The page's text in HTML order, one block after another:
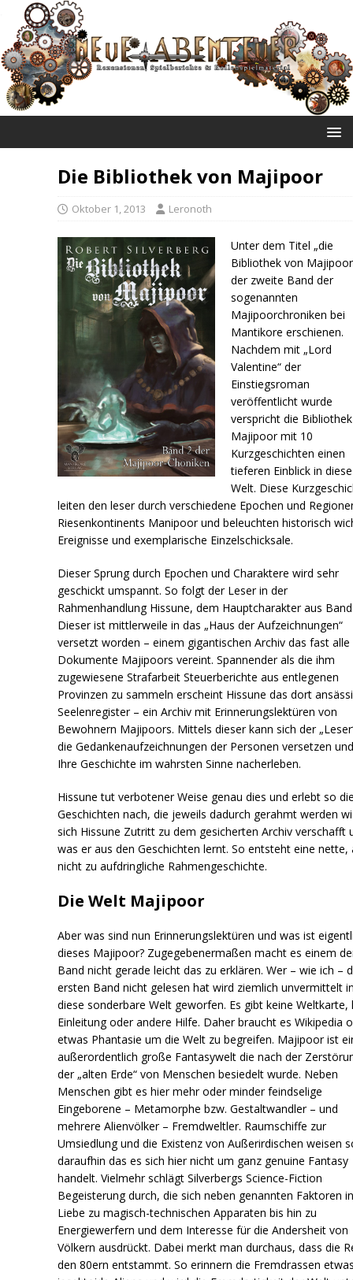
Die Bibliothek von Majipoor
Oktober 1, 2013 Leronoth
Unter dem Titel „die
Bibliothek von
der zweite Band der
sogenannten
Majipoorchroniken bei
Mantikore erschienen.
Nachdem mit „Lord
Valentine“ der
Einstiegsroman
veröffentlicht wurde
verspricht die
Majipoor mit 10
Kurzgeschichten einen
tieferen Einblick in diese
Welt. Diese
leiten den leser durch verschiedene Epochen und
Riesenkontinents Manipoor und beleuchten historisch
Ereignisse und exemplarische Einzelschicksale.
Dieser Sprung durch Epochen und Charaktere wird sehr
geschickt umspannt. So folgt der Leser in der
Rahmenhandlung Hissune, dem Hauptcharakter aus
Dieser ist mittlerweile in das „Haus der Aufzeichnungen“
versetzt worden – einem gigantischen Archiv das fast alle
Dokumente Majipoors vereint. Spannender als die ihm
zugewiesene Strafarbeit Steuerberichte aus entlegenen
Provinzen zu sammeln erscheint Hissune das dort
Seelenregister – ein Archiv mit Erinnerungslektüren von
Bewohnern Majipoors. Mittels dieser kann sich der
die Gedankenaufzeichnungen der Personen versetzen
Ihre Geschichte im wahrsten Sinne nacherleben.
Hissune tut verbotener Weise genau dies und erlebt so
Geschichten nach, die jeweils dadurch gerahmt werden
sich Hissune Zutritt zu dem gesicherten Archiv verschafft
was er aus den Geschichten lernt. So entsteht eine nette,
nicht zu aufdringliche Rahmengeschichte.
Die Welt Majipoor
Aber was sind nun Erinnerungslektüren und was ist
dieses Majipoor? Zugegebenermaßen macht es einem
Band nicht gerade leicht das zu erklären. Wer – wie ich –
ersten Band nicht gelesen hat wird ziemlich unvermittelt
diese sonderbare Welt geworfen. Es gibt keine Weltkarte,
Einleitung oder andere Hilfe. Daher braucht es Wikipedia
etwas Phantasie um die Welt zu begreifen. Majipoor ist
außerordentlich große Fantasywelt die nach der
der „alten Erde“ von Menschen besiedelt wurde. Neben
Menschen gibt es hier mehr oder minder feindselige
Eingeborene – Metamorphe bzw. Gestaltwandler – und
mehrere Alienvölker – Fremdweltler. Raumschiffe zur
Umsiedlung und die Existenz von Außerirdischen weisen
daraufhin das es sich hier nicht um ganz genuine Fantasy
handelt. Vielmehr schlägt Silverbergs Science-Fiction
Begeisterung durch, die sich neben genannten Faktoren
Liebe zu magisch-technischen Apparaten bis hin zu
Energiewerfern und dem Interesse für die Andersheit von
Völkern ausdrückt. Dabei merkt man durchaus, dass die
den 80ern entstammt. So erinnern die Fremdrassen